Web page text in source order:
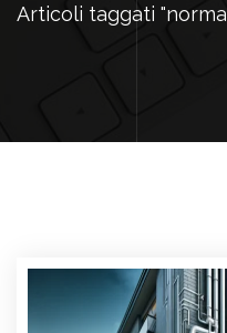
Articoli taggati